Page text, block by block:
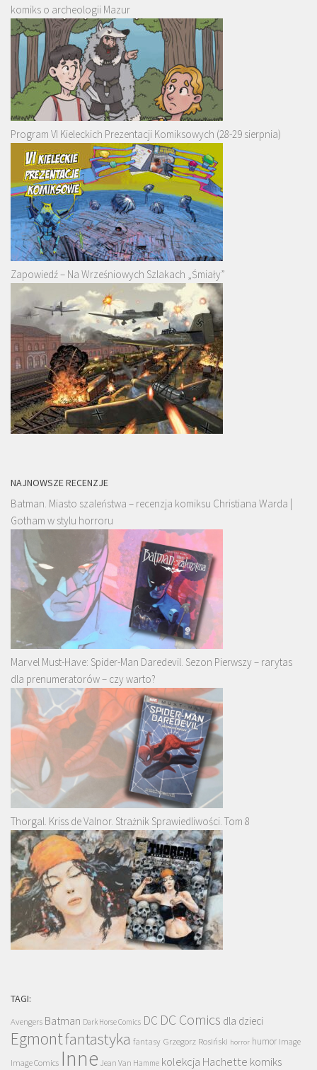
komiks o archeologii Mazur
Program VI Kieleckich Prezentacji Komiksowych (28-29 sierpnia)
Zapowiedź – Na Wrześniowych Szlakach „Śmiały”
NAJNOWSZE RECENZJE
Batman. Miasto szaleństwa – recenzja komiksu Christiana Warda |
Gotham w stylu horroru
Marvel Must-Have: Spider-Man Daredevil. Sezon Pierwszy – rarytas
dla prenumeratorów – czy warto?
Thorgal. Kriss de Valnor. Strażnik Sprawiedliwości. Tom 8
TAGI:
Avengers Batman Dark Horse Comics DC DC Comics dla dzieci
Egmontfantastyka fantasy Grzegorz Rosiński horror humor Image
Image Comics Inne Jean Van Hamme kolekcja Hachette komiks